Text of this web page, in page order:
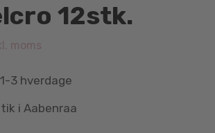
12stk.
moms
3 hverdage
i Aabenraa